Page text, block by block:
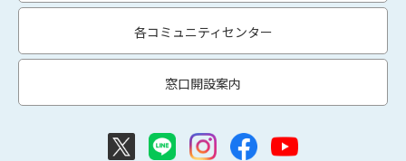
各コミュニティセンター
窓口開設案内